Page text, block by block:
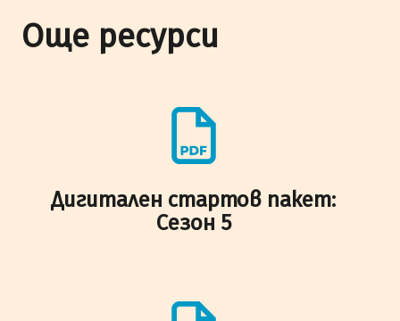
Още ресурси
Дигитален стартов пакет:
Сезон 5